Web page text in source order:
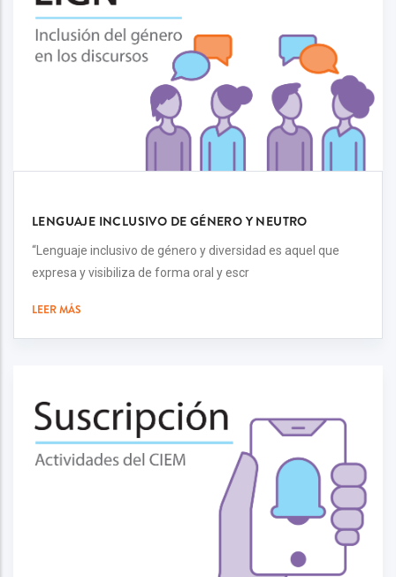
LENGUAJE INCLUSIVO DE GÉNERO Y NEUTRO
“Lenguaje inclusivo de género y diversidad es aquel que
expresa y visibiliza de forma oral y escr
LEER MÁS